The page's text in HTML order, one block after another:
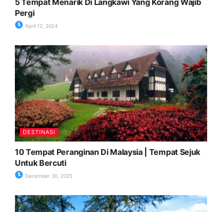
5 Tempat Menarik Di Langkawi Yang Korang Wajib
Pergi
April 12, 2024
DESTINASI
10 Tempat Peranginan Di Malaysia | Tempat Sejuk
Untuk Bercuti
December 30, 2025